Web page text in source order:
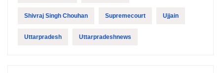
Shivraj Singh Chouhan Supremecourt Ujjain
Uttarpradesh Uttarpradeshnews